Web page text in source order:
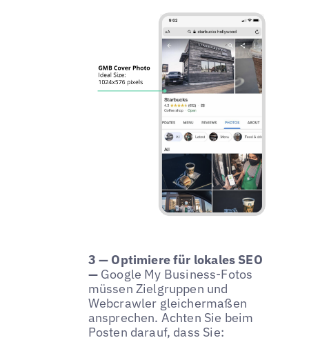
3 — Optimiere für lokales SEO
— Google My Business-Fotos
müssen Zielgruppen und
Webcrawler gleichermaßen
ansprechen. Achten Sie beim
Posten darauf, dass Sie: